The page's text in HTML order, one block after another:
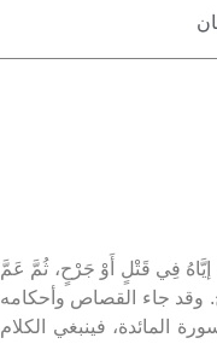
فِي قَتْلٍ أَوْ جَرْحٍ، ثُمَّ عَمَّ
وقد جاء القصاص وأحكامه
القرآن، أهمّها: الآية 178 من سورة البقرة، والآية 45 من سورة المائدة، فينبغي الكلام